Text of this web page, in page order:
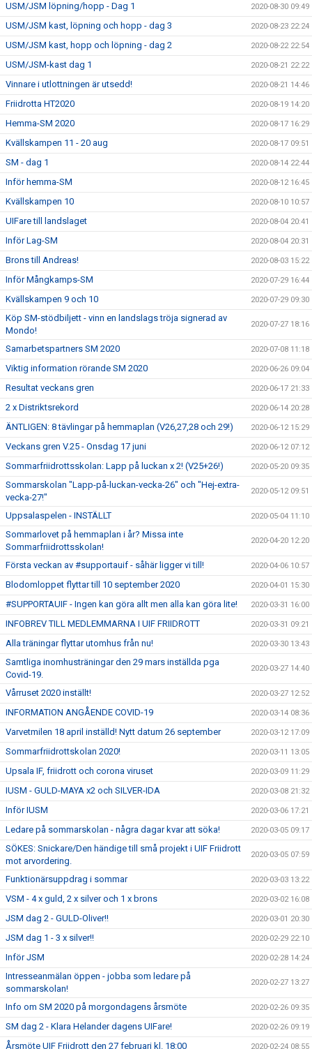
USM/JSM löpning/hopp - Dag 1 2020-08-30 09:49
USM/JSM kast, löpning och hopp - dag 3 2020-08-23 22:24
USM/JSM kast, hopp och löpning - dag 2 2020-08-22 22:54
USM/JSM-kast dag 1 2020-08-21 22:22
Vinnare i utlottningen är utsedd! 2020-08-21 14:46
Friidrotta HT2020 2020-08-19 14:20
Hemma-SM 2020 2020-08-17 16:29
Kvällskampen 11 - 20 aug 2020-08-17 09:51
SM - dag 1 2020-08-14 22:44
Inför hemma-SM 2020-08-12 16:45
Kvällskampen 10 2020-08-10 10:57
UIFare till landslaget 2020-08-04 20:41
Inför Lag-SM 2020-08-04 20:31
Brons till Andreas! 2020-08-03 15:22
Inför Mångkamps-SM 2020-07-29 16:44
Kvällskampen 9 och 10 2020-07-29 09:30
Köp SM-stödbiljett - vinn en landslags tröja signerad av
Mondo!
2020-07-27 18:16
Samarbetspartners SM 2020 2020-07-08 11:18
Viktig information rörande SM 2020 2020-06-26 09:04
Resultat veckans gren 2020-06-17 21:33
2 x Distriktsrekord 2020-06-14 20:28
ÄNTLIGEN: 8 tävlingar på hemmaplan (V26,27,28 och 29!) 2020-06-12 15:29
Veckans gren V.25 - Onsdag 17 juni 2020-06-12 07:12
Sommarfriidrottsskolan: Lapp på luckan x 2! (V25+26!) 2020-05-20 09:35
Sommarskolan "Lapp-på-luckan-vecka-26" och "Hej-extra-
vecka-27!"
2020-05-12 09:51
Uppsalaspelen - INSTÄLLT 2020-05-04 11:10
Sommarlovet på hemmaplan i år? Missa inte
Sommarfriidrottsskolan!
2020-04-20 12:20
Första veckan av #supportauif - såhär ligger vi till! 2020-04-06 10:57
Blodomloppet flyttar till 10 september 2020 2020-04-01 15:30
#SUPPORTAUIF - Ingen kan göra allt men alla kan göra lite! 2020-03-31 16:00
INFOBREV TILL MEDLEMMARNA I UIF FRIIDROTT 2020-03-31 09:21
Alla träningar flyttar utomhus från nu! 2020-03-30 13:43
Samtliga inomhusträningar den 29 mars inställda pga
Covid-19.
2020-03-27 14:40
Vårruset 2020 inställt! 2020-03-27 12:52
INFORMATION ANGÅENDE COVID-19 2020-03-14 08:36
Varvetmilen 18 april inställd! Nytt datum 26 september 2020-03-12 17:09
Sommarfriidrottskolan 2020! 2020-03-11 13:05
Upsala IF, friidrott och corona viruset 2020-03-09 11:29
IUSM - GULD-MAYA x2 och SILVER-IDA 2020-03-08 21:32
Inför IUSM 2020-03-06 17:21
Ledare på sommarskolan - några dagar kvar att söka! 2020-03-05 09:17
SÖKES: Snickare/Den händige till små projekt i UIF Friidrott
mot arvordering.
2020-03-05 07:59
Funktionärsuppdrag i sommar 2020-03-03 13:22
VSM - 4 x guld, 2 x silver och 1 x brons 2020-03-02 16:08
JSM dag 2 - GULD-Oliver!! 2020-03-01 20:30
JSM dag 1 - 3 x silver!! 2020-02-29 22:10
Inför JSM 2020-02-28 14:24
Intresseanmälan öppen - jobba som ledare på
sommarskolan!
2020-02-27 13:27
Info om SM 2020 på morgondagens årsmöte 2020-02-26 09:35
SM dag 2 - Klara Helander dagens UIFare! 2020-02-26 09:19
Årsmöte UIF Friidrott den 27 februari kl. 18:00 2020-02-24 08:55